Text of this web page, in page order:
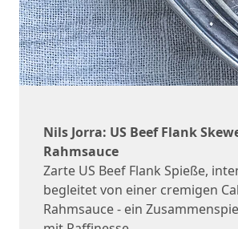
Nils Jorra: US Beef Flank
Rahmsauce
Zarte US Beef Flank Spieße,
begleitet von einer cremigen
Rahmsauce - ein